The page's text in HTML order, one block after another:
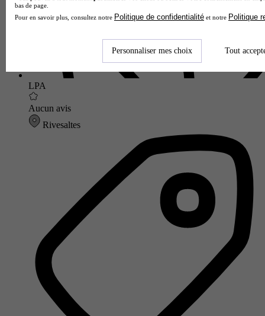
LPA
Aucun avis
Rivesaltes
bas de page.
Pour en savoir plus, consultez notre Politique de confidentialité et notre Politique
Personnaliser mes choix Tout